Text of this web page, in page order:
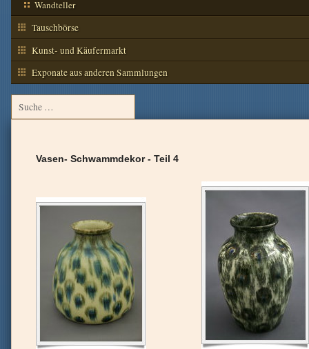
Wandteller
Tauschbörse
Kunst- und Käufermarkt
Exponate aus anderen Sammlungen
Vasen- Schwammdekor - Teil 4